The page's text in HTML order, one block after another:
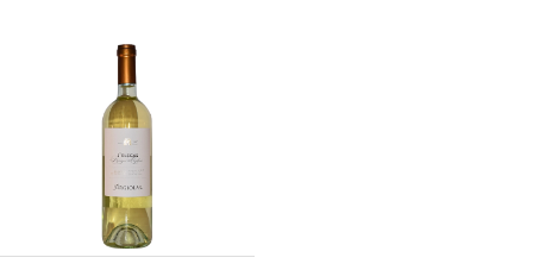
OLIVENÖL
ANGEBOTE